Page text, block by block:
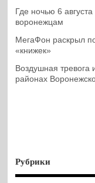
Где ночью 6
воронежцам
МегаФон раскрыл
«книжек»
Воздушная тревога
районах
Рубрики